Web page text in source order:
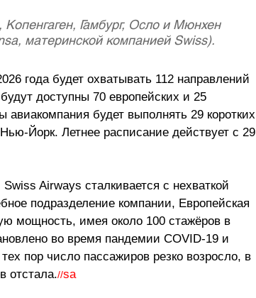
Гамбург, Осло и Мюнхен
материнской компанией Swiss).
года будет охватывать 112 направлений
доступны 70 европейских и 25
будет выполнять 29 коротких
Йорк. Летнее расписание действует с 29
Airways сталкивается с нехваткой
подразделение компании, Европейская
мощность, имея около 100 стажёров в
во время пандемии COVID-19 и
пор число пассажиров резко возросло, в
отстала.//sa